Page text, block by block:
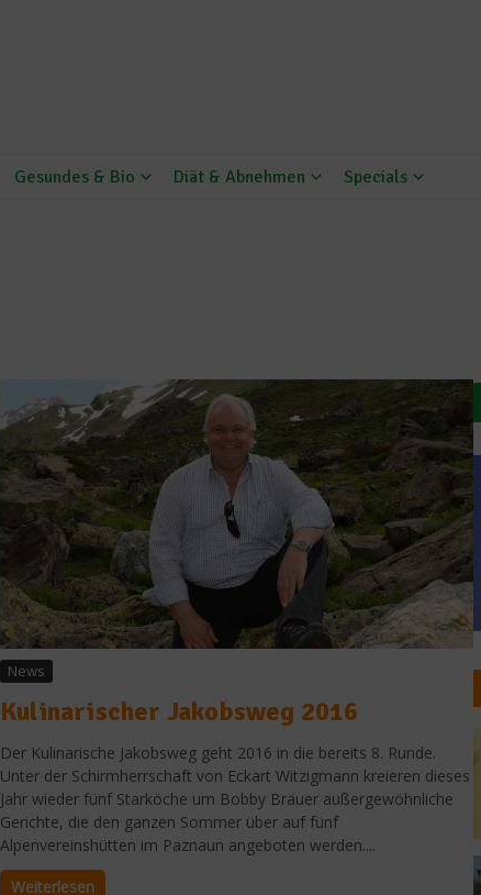
Gesundes & Bio Diät & Abnehmen Specials
News
Kulinarischer Jakobsweg 2016
Der Kulinarische Jakobsweg geht 2016 in die bereits 8. Runde.
Unter der Schirmherrschaft von Eckart Witzigmann kreieren dieses
Jahr wieder fünf Starköche um Bobby Bräuer außergewöhnliche
Gerichte, die den ganzen Sommer über auf fünf
Alpenvereinshütten im Paznaun angeboten werden....
Weiterlesen